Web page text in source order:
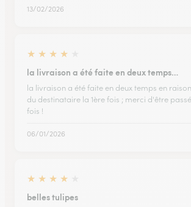
13/02/2026
★ ★ ★ ★
la livraison a été faite en deux temps…
la livraison a été faite en deux temps en
du destinataire la 1ère fois ; merci d'être
fois !
06/01/2026
★ ★ ★ ★
belles tulipes